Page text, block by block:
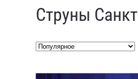
Струны